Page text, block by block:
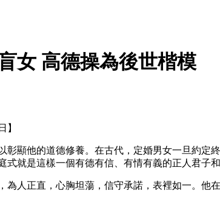
女 高德操為後世楷模
】
彰顯他的道德修養。在古代，定婚男女一旦約
式就是這樣一個有德有信、有情有義的正人君子和
為人正直，心胸坦蕩，信守承諾，表裡如一。他